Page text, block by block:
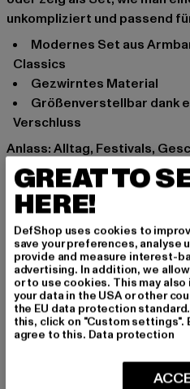
unkompliziert und passend
Modernes Set aus Armband und Halskette von Urban
Classics
Gezwirntes Material
Größenverstellbar dank extra Kettenstück am
Verschluss
Anlass: Alltag, Festivals,
Mehrstückpackung: 2er Pack
Verschlussarten: Karabiner
Marke: Urban Classics
Kat.: Accessoires
Farbe: grau
Hersteller Farbe: gunmetal
Materialzusammensetzung:
Art.Nr: TB6487-03476
Hersteller: TB International
Dr.-Robert-Murjahn-Straße
GREAT TO
HERE!
DefShop uses cookies to
save your preferences, analyse
provide and measure interest-
advertising. In addition, we
or to use cookies. This may
your data in the USA or other
the EU data protection
this, click on "Custom settings".
agree to this. Data protection